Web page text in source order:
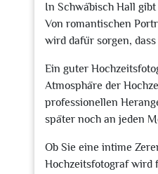
In Schwäbisch Hall
Von romantischen
wird dafür sorgen,
Ein guter
Atmosphäre der
professionellen
später noch an jeden
Ob Sie eine intime
Hochzeitsfotograf wird